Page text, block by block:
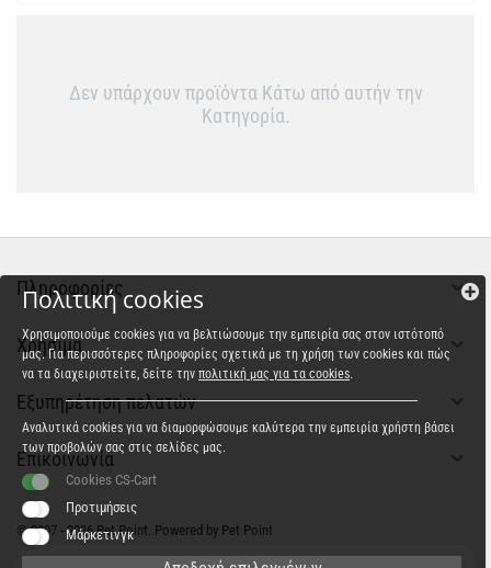
Δεν υπάρχουν προϊόντα Κάτω από αυτήν την
Κατηγορία.
Πληροφορίες
Χρήσιμα
Εξυπηρέτηση πελατών
Επικοινωνία
© 2007 - 2026 Pet Point. Powered by Pet Point
Πολιτική cookies
Χρησιμοποιούμε cookies για να βελτιώσουμε την εμπειρία σας στον ιστότοπό
μας. Για περισσότερες πληροφορίες σχετικά με τη χρήση των cookies και πώς
να τα διαχειριστείτε, δείτε την πολιτική μας για τα cookies.
Αναλυτικά cookies για να διαμορφώσουμε καλύτερα την εμπειρία χρήστη βάσει
των προβολών σας στις σελίδες μας.
Cookies CS-Cart
Προτιμήσεις
Μάρκετινγκ